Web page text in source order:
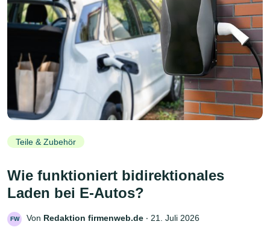
Teile & Zubehör
Wie funktioniert bidirektionales
Laden bei E-Autos?
FW Von Redaktion firmenweb.de ‧ 21. Juli 2026